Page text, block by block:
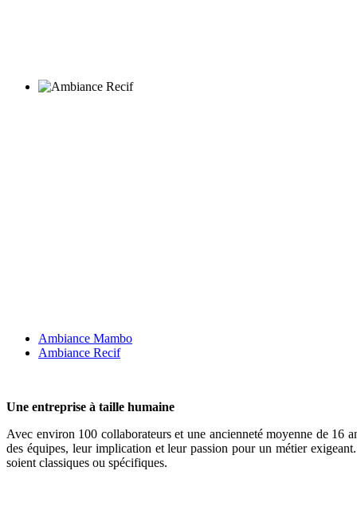
Ambiance Mambo
Ambiance Recif
Une entreprise à taille humaine
Avec environ 100 collaborateurs et une ancienneté moyenne de 16
des équipes, leur implication et leur passion pour un métier
soient classiques ou spécifiques.